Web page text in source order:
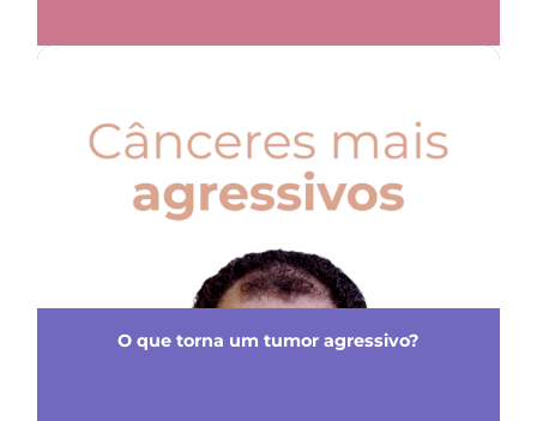
O que torna um tumor agressivo?